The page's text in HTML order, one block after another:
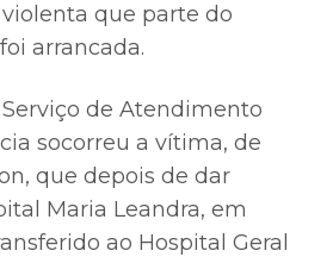
que parte do
arrancada.
de Atendimento
socorreu a vítima, de
que depois de dar
Maria Leandra, em
ao Hospital Geral